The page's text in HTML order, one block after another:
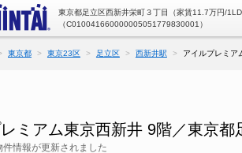
東京都足立区西新井栄町３丁目（家賃11.7万円/
（C010041660000005051779830001）
東京都 東京23区 足立区 西新井駅 アイルプレミア
ミアム東京西新井 9階／東京
件情報が更新されました